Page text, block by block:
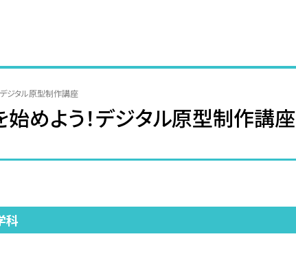
デジタル原型制作講座
始めよう！デジタル原型制作講座
科